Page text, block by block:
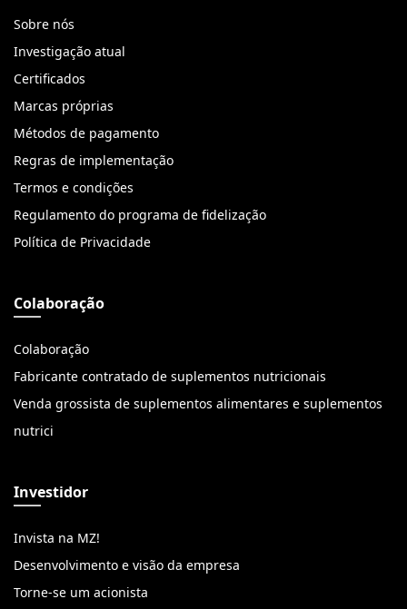
Sobre nós
Investigação atual
Certificados
Marcas próprias
Métodos de pagamento
Regras de implementação
Termos e condições
Regulamento do programa de fidelização
Política de Privacidade
Colaboração
Colaboração
Fabricante contratado de suplementos nutricionais
Venda grossista de suplementos alimentares e suplementos
nutrici
Investidor
Invista na MZ!
Desenvolvimento e visão da empresa
Torne-se um acionista